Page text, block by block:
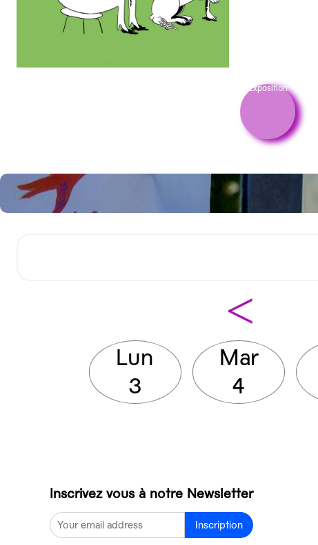
Exposition
<
Lun
3
Mar
4
Inscrivez vous à notre Newsletter
Inscription